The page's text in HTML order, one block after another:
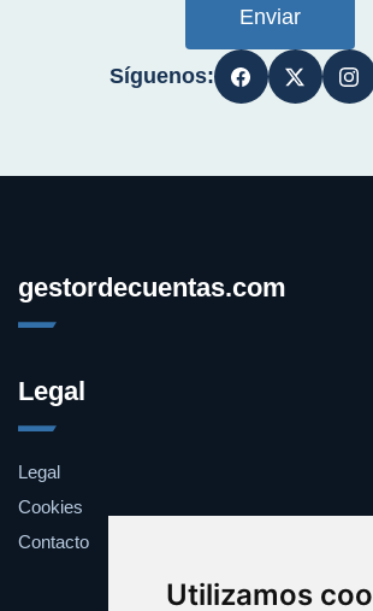
Utilizamos
Enviar
Síguenos:
gestordecuentas.com
Legal
Legal
Cookies
Contacto